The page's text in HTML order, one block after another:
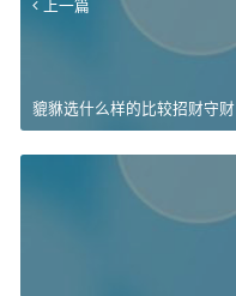
上一篇
貔貅选什么样的比较招财守财